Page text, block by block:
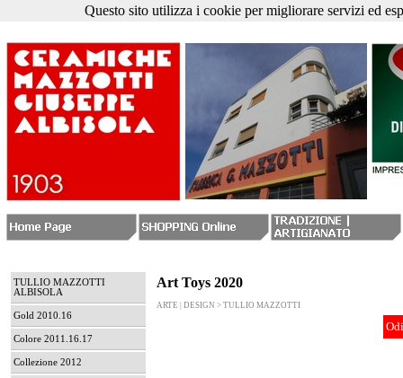
TULLIO MAZZOTTI
ALBISOLA
Gold 2010.16
Colore 2011.16.17
Collezione 2012
Art Toys 2020
ARTE | DESIGN > TULLIO MAZZOTTI
Questo sito utilizza i cookie per migliorare servizi ed